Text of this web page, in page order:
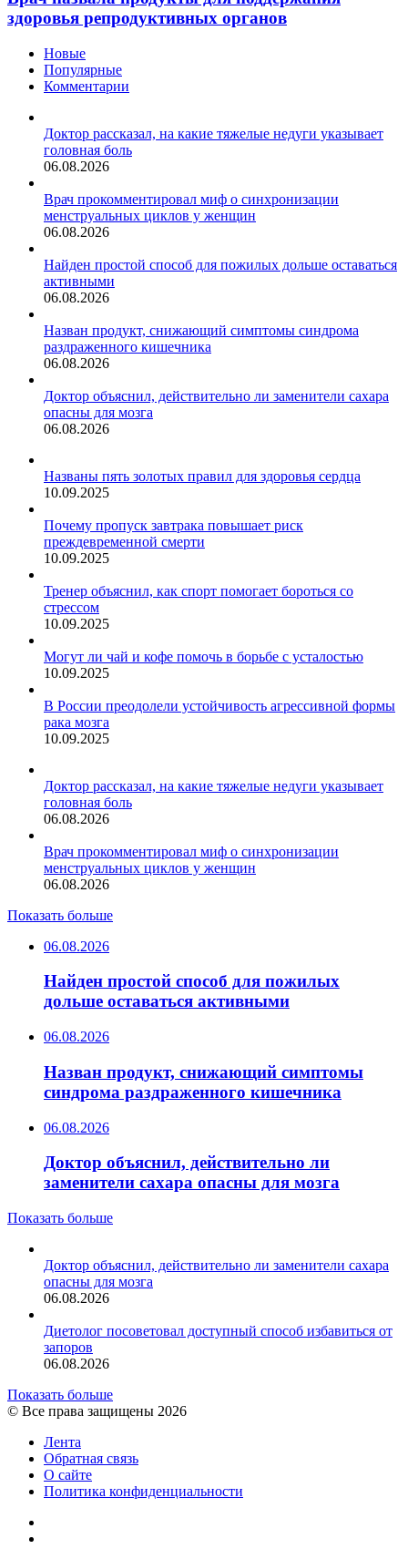
для
поддержания
репродуктивных
органов
здоровья репродуктивных органов
Новые
Популярные
Комментарии
Доктор рассказал, на какие тяжелые недуги указывает
головная боль
06.08.2026
Врач прокомментировал миф о синхронизации
менструальных циклов у женщин
06.08.2026
Найден простой способ для пожилых дольше оставаться
активными
06.08.2026
Назван продукт, снижающий симптомы синдрома
раздраженного кишечника
06.08.2026
Доктор объяснил, действительно ли заменители сахара
опасны для мозга
06.08.2026
Названы пять золотых правил для здоровья сердца
10.09.2025
Почему пропуск завтрака повышает риск
преждевременной смерти
10.09.2025
Тренер объяснил, как спорт помогает бороться со
стрессом
10.09.2025
Могут ли чай и кофе помочь в борьбе с усталостью
10.09.2025
В России преодолели устойчивость агрессивной формы
рака мозга
10.09.2025
Доктор рассказал, на какие тяжелые недуги указывает
головная боль
06.08.2026
Врач прокомментировал миф о синхронизации
менструальных циклов у женщин
06.08.2026
Показать больше
06.08.2026
Найден простой способ для пожилых
дольше оставаться активными
06.08.2026
Назван продукт, снижающий симптомы
синдрома раздраженного кишечника
06.08.2026
Доктор объяснил, действительно ли
заменители сахара опасны для мозга
Показать больше
Доктор объяснил, действительно ли заменители сахара
опасны для мозга
06.08.2026
Диетолог посоветовал доступный способ избавиться от
запоров
06.08.2026
Показать больше
© Все права защищены 2026
Лента
Обратная связь
О сайте
Политика конфиденциальности